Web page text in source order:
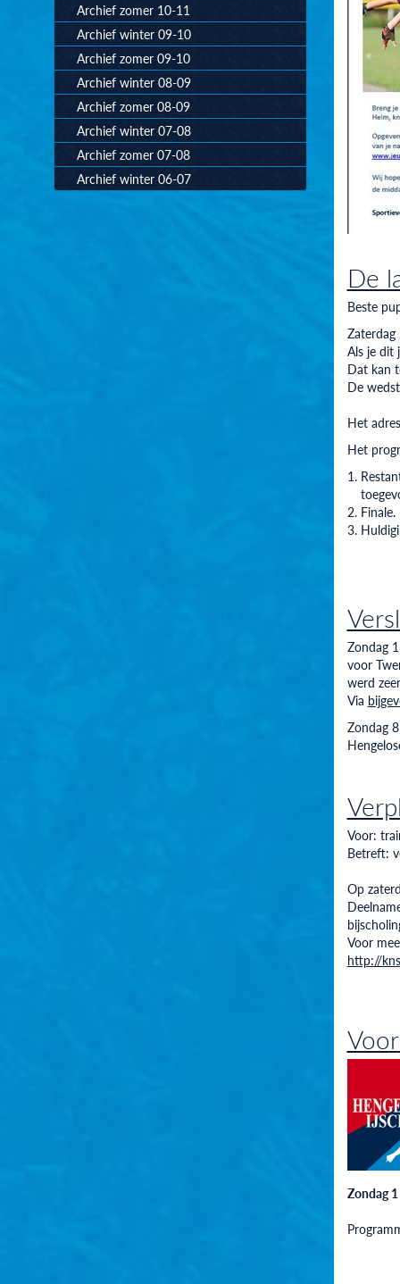
Archief zomer 10-11
Archief winter 09-10
Archief zomer 09-10
Archief winter 08-09
Archief zomer 08-09
Archief winter 07-08
Archief zomer 07-08
Archief winter 06-07
De
Beste
Als je dit
Dat kan
De
Het
Het
Finale.
Zondag
voor
werd
Via
Zondag
Voor:
Betreft:
Op
Voor
http://
Zondag